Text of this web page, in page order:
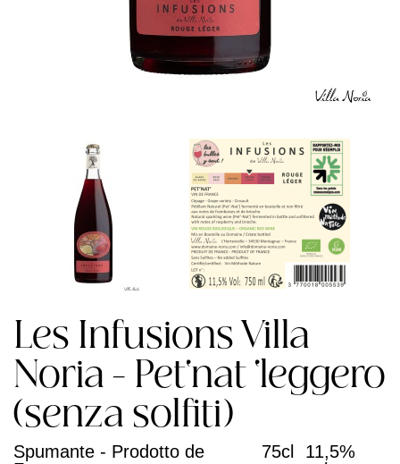
Les Infusions Villa
Noria - Pet'nat 'leggero
(senza solfiti)
Spumante - Prodotto de
75cl
11,5%